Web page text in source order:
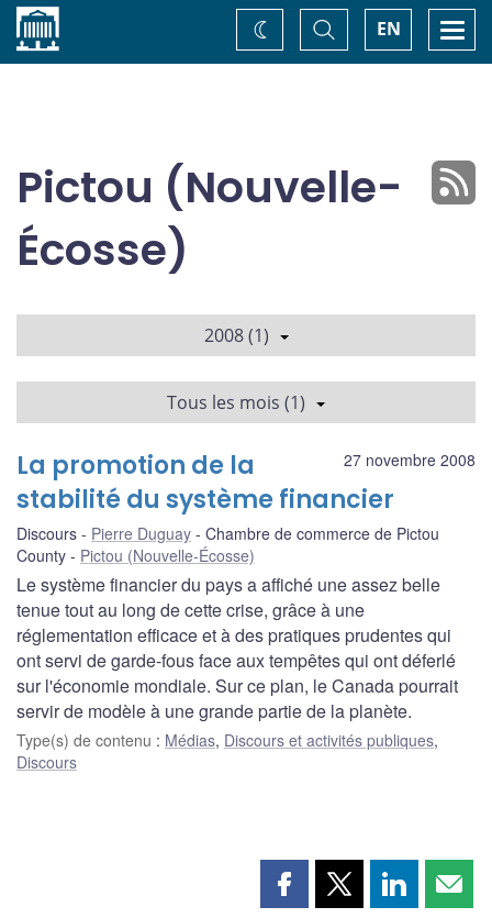
Accueil EN
Basculer
la
recherche
Changez
de
Pictou (Nouvelle-
Écosse)
2008 (1)
Tous les mois (1)
27 novembre 2008
La promotion de la
stabilité du système financier
Discours Pierre Duguay
Chambre de commerce de Pictou
County
Pictou (Nouvelle-Écosse)
Le système financier du pays a affiché une assez belle
tenue tout au long de cette crise, grâce à une
réglementation efficace et à des pratiques prudentes qui
ont servi de garde-fous face aux tempêtes qui ont déferlé
sur l'économie mondiale. Sur ce plan, le Canada pourrait
servir de modèle à une grande partie de la planète.
Type(s) de contenu : Médias, Discours et activités publiques,
Discours
PartagerPartagerPartager